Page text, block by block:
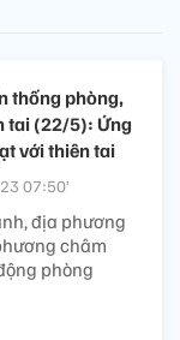
thống phòng,
tai (22/5): Ứng
với thiên tai
07:50’
địa phương
châm
phòng